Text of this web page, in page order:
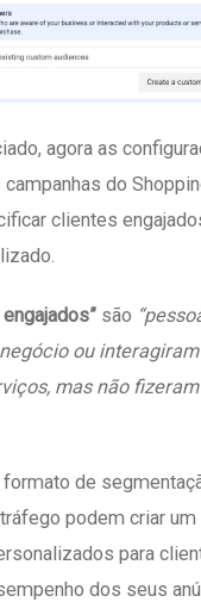
agora as
do
clientes
são
ou
mas não
de
podem criar um
para
dos seus